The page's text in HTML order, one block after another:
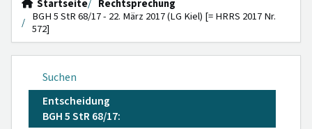
Startseite
Rechtsprechung
BGH 5 StR 68/17 - 22. März 2017 (LG Kiel) [= HRRS 2017 Nr.
572]
Suchen
Entscheidung
BGH 5 StR 68/17: